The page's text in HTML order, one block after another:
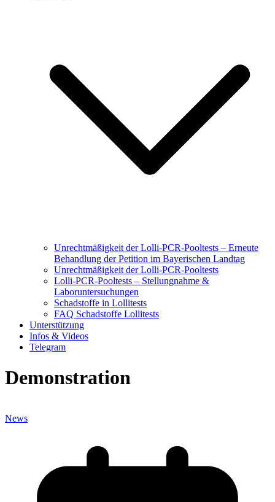
Unrechtmäßigkeit der Lolli-PCR-Pooltests – Erneute
Behandlung der Petition im Bayerischen Landtag
Unrechtmäßigkeit der Lolli-PCR-Pooltests
Lolli-PCR-Pooltests – Stellungnahme &
Laboruntersuchungen
Schadstoffe in Lollitests
FAQ Schadstoffe Lollitests
Unterstützung
Infos & Videos
Telegram
Demonstration
News